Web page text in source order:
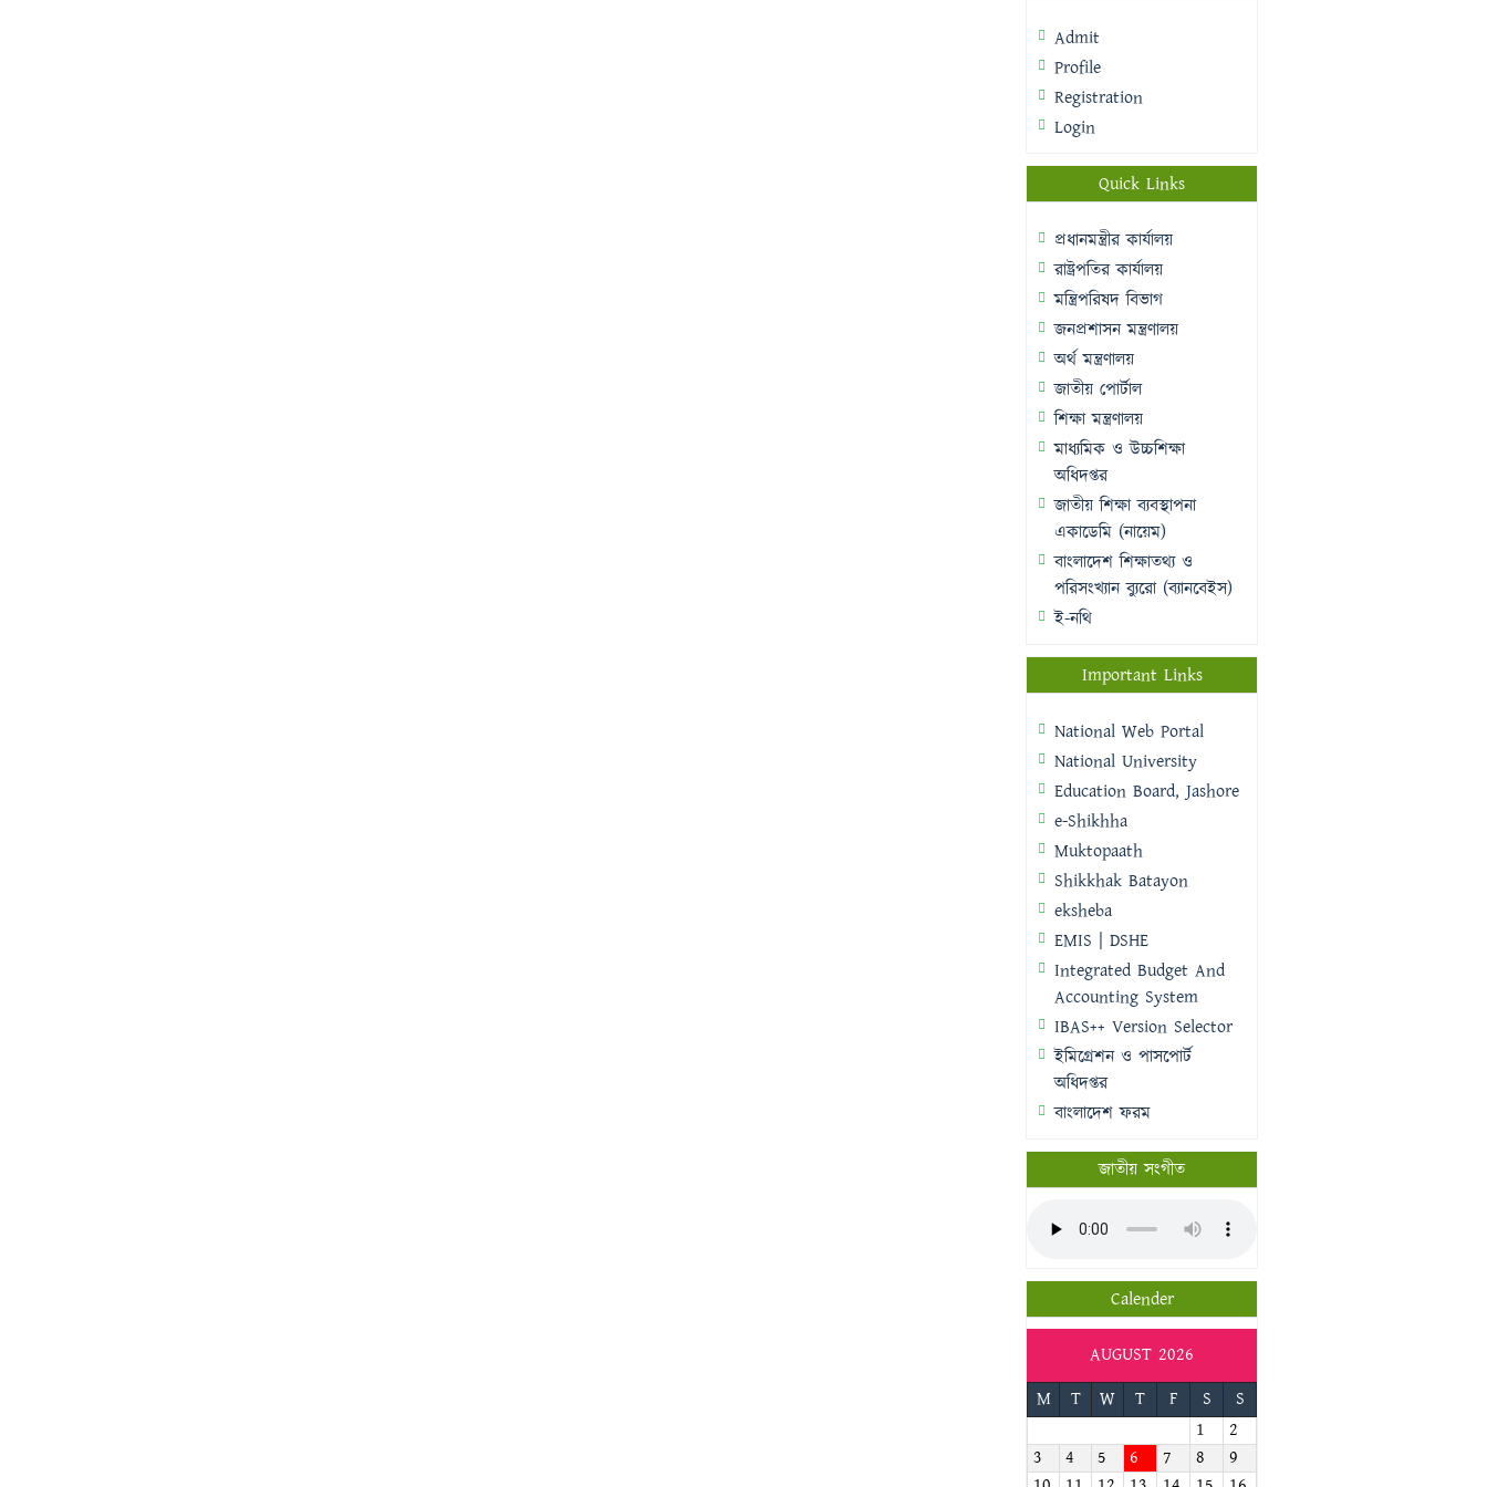
Admit
Profile
Registration
Login
Quick Links
প্রধানমন্ত্রীর কার্যালয়
রাষ্ট্রপতির কার্যালয়
মন্ত্রিপরিষদ বিভাগ
জনপ্রশাসন মন্ত্রণালয়
অর্থ মন্ত্রণালয়
জাতীয় পোর্টাল
শিক্ষা মন্ত্রণালয়
মাধ্যমিক ও উচ্চশিক্ষা
অধিদপ্তর
জাতীয় শিক্ষা ব্যবস্থাপনা
একাডেমি (নায়েম)
বাংলাদেশ শিক্ষাতথ্য ও
পরিসংখ্যান ব্যুরো (ব্যানবেইস)
ই-নথি
Important Links
National Web Portal
National University
Education Board, Jashore
e-Shikhha
Muktopaath
Shikkhak Batayon
eksheba
EMIS | DSHE
Integrated Budget And
Accounting System
IBAS++ Version Selector
ইমিগ্রেশন ও পাসপোর্ট
অধিদপ্তর
বাংলাদেশ ফরম
জাতীয় সংগীত
Calender
AUGUST 2026
M
T W T F S
S
1
2
3
4 5 6 7 8
9